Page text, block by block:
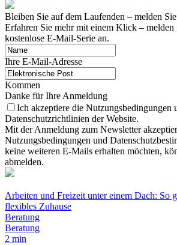
Bleiben Sie auf dem Laufenden – melden
Erfahren Sie mehr mit einem Klick – melden
kostenlose E-Mail-Serie an.
Ihre E-Mail-Adresse
Kommen
Danke für Ihre Anmeldung
Ich akzeptiere die Nutzungsbedingungen
Datenschutzrichtlinien der Website.
Mit der Anmeldung zum Newsletter
Nutzungsbedingungen und
keine weiteren E-Mails erhalten möchten,
abmelden.
Arbeiten und Freizeit unter einem Dach: So
flexibles Zuhause
Beratung
Beratung
2 min